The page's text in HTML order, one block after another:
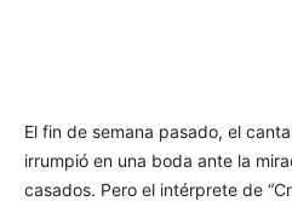
El fin de semana pasado, el
irrumpió en una boda ante la
casados. Pero el intérprete de